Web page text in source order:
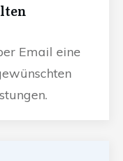
Email eine